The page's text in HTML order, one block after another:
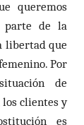
queremos
parte de la
libertad que
Por
de
clientes y
es